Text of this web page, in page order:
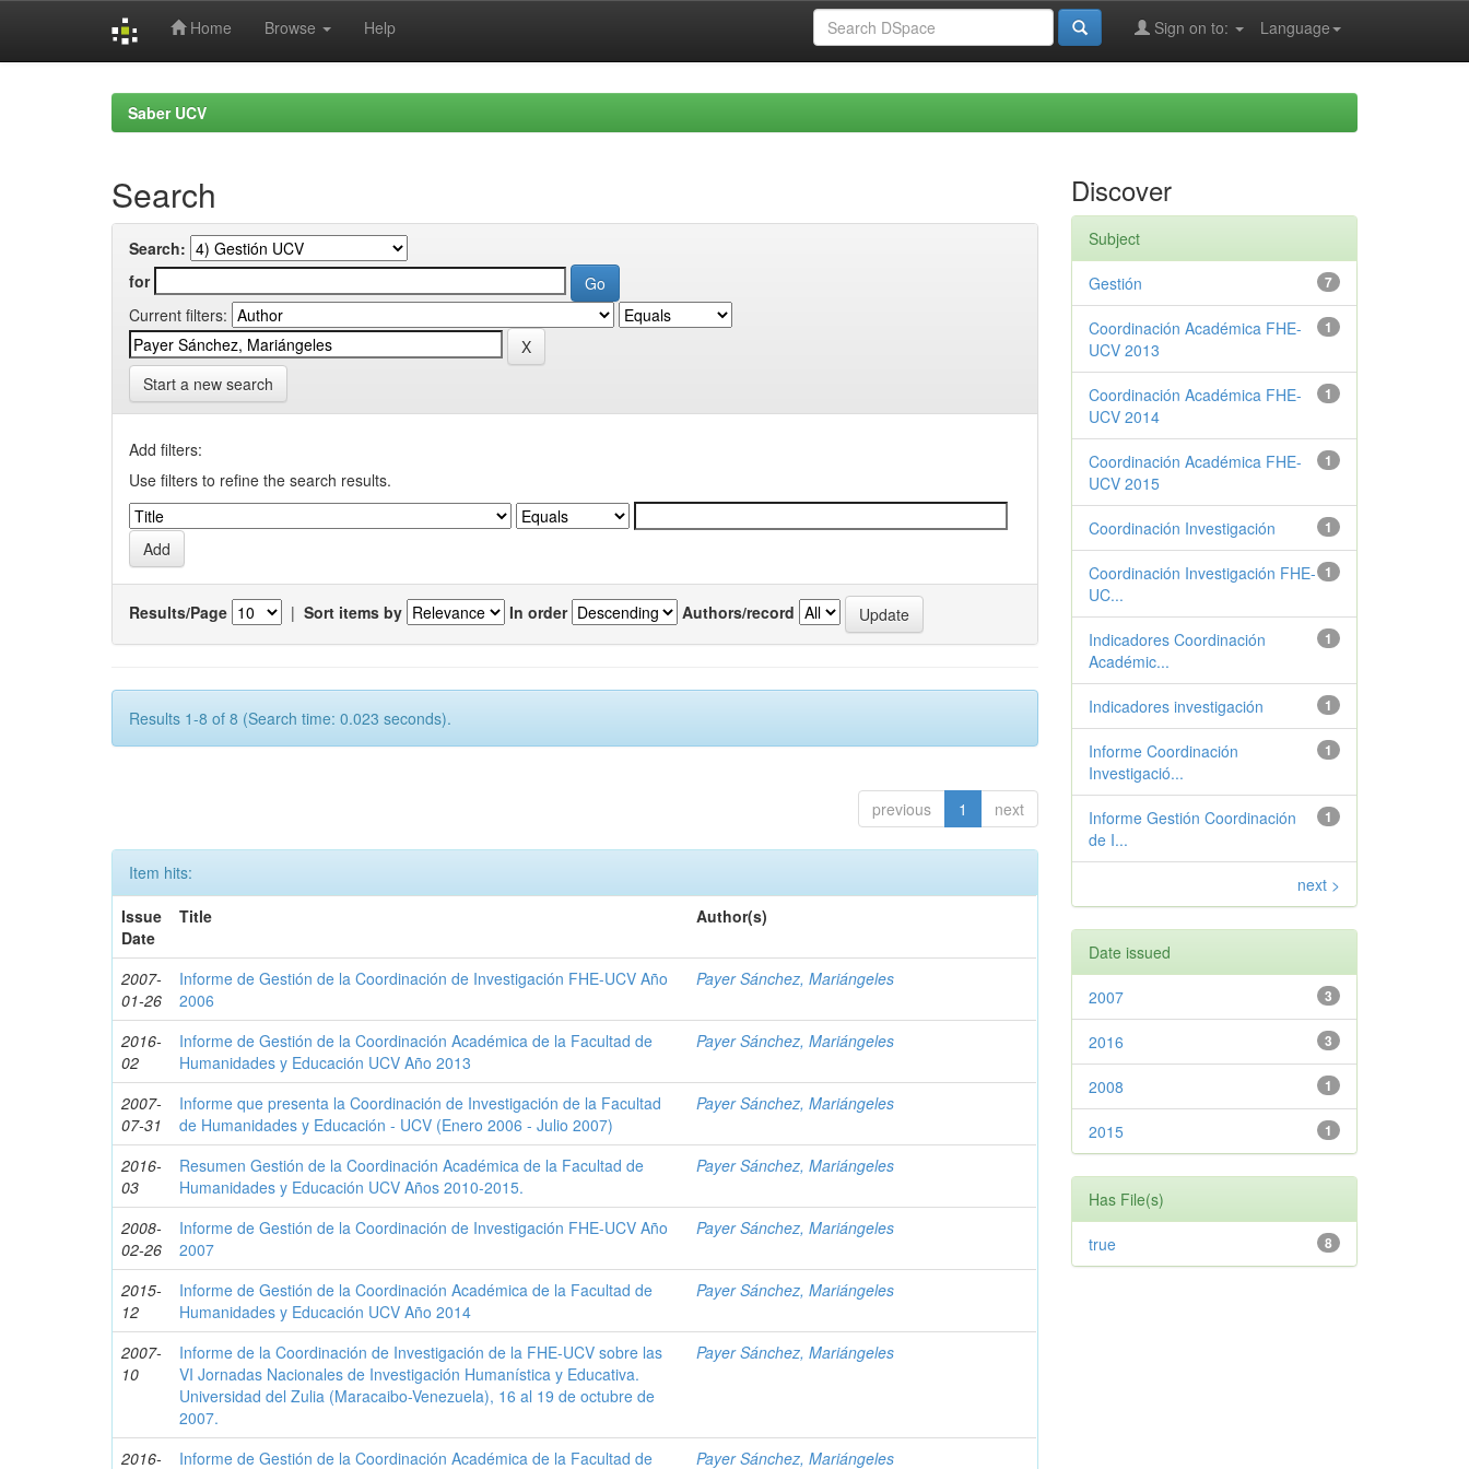
Home Browse Help Language
Sign on to:
Saber UCV
Search
Search:
for
Current filters:
Start a new search
Add filters:
Use filters to refine the search results.
Results/Page | Sort items by In order Authors/record
Results 1-8 of 8 (Search time: 0.023 seconds).
previous 1 next
Item hits:
Issue
Date
Title Author(s)
2007-
01-26
Informe de Gestión de la Coordinación de Investigación FHE-UCV Año
2006
Payer Sánchez, Mariángeles
2016-
02
Informe de Gestión de la Coordinación Académica de la Facultad de
Humanidades y Educación UCV Año 2013
Payer Sánchez, Mariángeles
2007-
07-31
Informe que presenta la Coordinación de Investigación de la Facultad
de Humanidades y Educación - UCV (Enero 2006 - Julio 2007)
Payer Sánchez, Mariángeles
2016-
03
Resumen Gestión de la Coordinación Académica de la Facultad de
Humanidades y Educación UCV Años 2010-2015.
Payer Sánchez, Mariángeles
2008-
02-26
Informe de Gestión de la Coordinación de Investigación FHE-UCV Año
2007
Payer Sánchez, Mariángeles
2015-
12
Informe de Gestión de la Coordinación Académica de la Facultad de
Humanidades y Educación UCV Año 2014
Payer Sánchez, Mariángeles
2007-
10
Informe de la Coordinación de Investigación de la FHE-UCV sobre las
VI Jornadas Nacionales de Investigación Humanística y Educativa.
Universidad del Zulia (Maracaibo-Venezuela), 16 al 19 de octubre de
2007.
Payer Sánchez, Mariángeles
2016- Informe de Gestión de la Coordinación Académica de la Facultad de Payer Sánchez, Mariángeles
Discover
Subject
7
Gestión
1
Coordinación Académica FHE-
UCV 2013
1
Coordinación Académica FHE-
UCV 2014
1
Coordinación Académica FHE-
UCV 2015
1
Coordinación Investigación
1
Coordinación Investigación FHE-
UC...
1
Indicadores Coordinación
Académic...
1
Indicadores investigación
1
Informe Coordinación
Investigació...
1
Informe Gestión Coordinación
de I...
next >
Date issued
3
2007
3
2016
1
2008
1
2015
Has File(s)
8
true